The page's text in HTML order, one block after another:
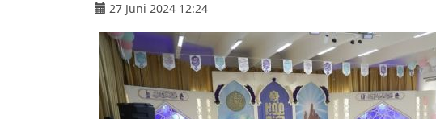
27 Juni 2024 12:24